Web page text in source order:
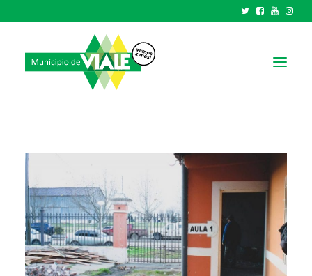
GOBIERNO
HCD
TRÁMITES Y SERVICIOS
CIUDAD
PARQUE INDUSTRIAL